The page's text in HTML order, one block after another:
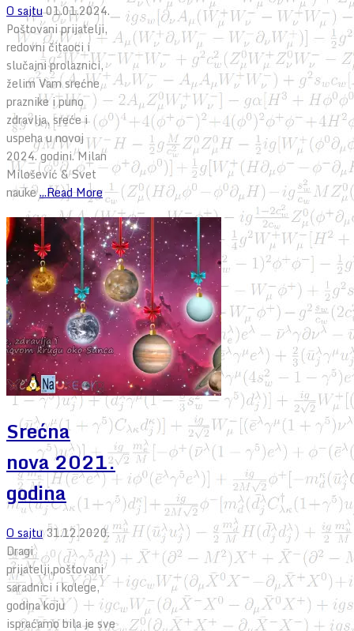
O sajtu01.01.2024.
Poštovani prijatelji,
redovni čitaoci i
slučajni prolaznici,
želim Vam srećne
praznike i puno
zdravlja, sreće i
uspeha u novoj
2024. godini. Milan
Milošević & Svet
nauke...Read More
Srećna
nova 2021.
godina
O sajtu31.12.2020.
Dragi
prijatelji,poštovani
saradnici i kolege,
godina koju
ispraćamo bila je sve